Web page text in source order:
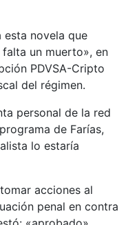
esta novela que
un muerto», en
PDVSA-Cripto
del régimen.
personal de la red
de Farías,
lo estaría
acciones al
penal en contra